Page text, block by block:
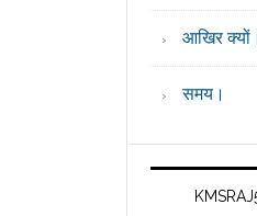
आखिर क्यों।
समय।